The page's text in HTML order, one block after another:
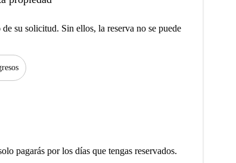
su solicitud. Sin ellos, la reserva no se puede
pagarás por los días que tengas reservados.